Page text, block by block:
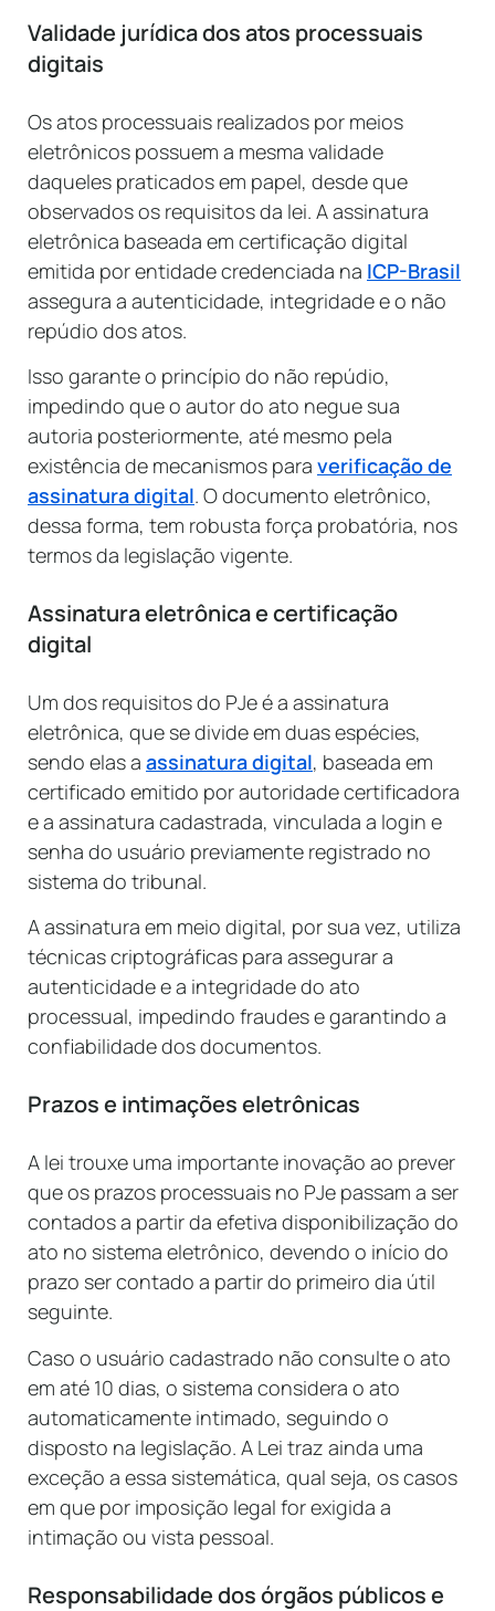
Validade jurídica dos atos processuais
digitais
Os atos processuais realizados por meios
eletrônicos possuem a mesma validade
daqueles praticados em papel, desde que
observados os requisitos da lei. A assinatura
eletrônica baseada em certificação digital
emitida por entidade credenciada na ICP-Brasil
assegura a autenticidade, integridade e o não
repúdio dos atos.
Isso garante o princípio do não repúdio,
impedindo que o autor do ato negue sua
autoria posteriormente, até mesmo pela
existência de mecanismos para verificação de
assinatura digital. O documento eletrônico,
dessa forma, tem robusta força probatória, nos
termos da legislação vigente.
Assinatura eletrônica e certificação
digital
Um dos requisitos do PJe é a assinatura
eletrônica, que se divide em duas espécies,
sendo elas a assinatura digital, baseada em
certificado emitido por autoridade certificadora
e a assinatura cadastrada, vinculada a login e
senha do usuário previamente registrado no
sistema do tribunal.
A assinatura em meio digital, por sua vez, utiliza
técnicas criptográficas para assegurar a
autenticidade e a integridade do ato
processual, impedindo fraudes e garantindo a
confiabilidade dos documentos.
Prazos e intimações eletrônicas
A lei trouxe uma importante inovação ao prever
que os prazos processuais no PJe passam a ser
contados a partir da efetiva disponibilização do
ato no sistema eletrônico, devendo o início do
prazo ser contado a partir do primeiro dia útil
seguinte.
Caso o usuário cadastrado não consulte o ato
em até 10 dias, o sistema considera o ato
automaticamente intimado, seguindo o
disposto na legislação. A Lei traz ainda uma
exceção a essa sistemática, qual seja, os casos
em que por imposição legal for exigida a
intimação ou vista pessoal.
Responsabilidade dos órgãos públicos e